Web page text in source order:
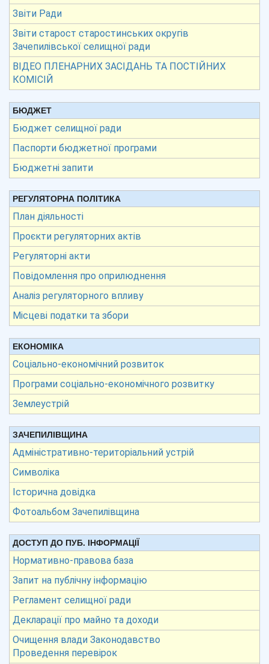
Звіти Ради
Звіти старост старостинських округів
Зачепилівської селищної ради
ВІДЕО ПЛЕНАРНИХ ЗАСІДАНЬ ТА ПОСТІЙНИХ
КОМІСІЙ
БЮДЖЕТ
Бюджет селищної ради
Паспорти бюджетної програми
Бюджетні запити
РЕГУЛЯТОРНА ПОЛІТИКА
План діяльності
Проєкти регуляторних актів
Регуляторні акти
Повідомлення про оприлюднення
Аналіз регуляторного впливу
Місцеві податки та збори
ЕКОНОМІКА
Соціально-економічний розвиток
Програми соціально-економічного розвитку
Землеустрій
ЗАЧЕПИЛІВЩИНА
Адміністративно-територіальний устрій
Символіка
Історична довідка
Фотоальбом Зачепилівщина
ДОСТУП ДО ПУБ. ІНФОРМАЦІЇ
Нормативно-правова база
Запит на публічну інформацію
Регламент селищної ради
Декларації про майно та доходи
Очищення влади Законодавство
Проведення перевірок